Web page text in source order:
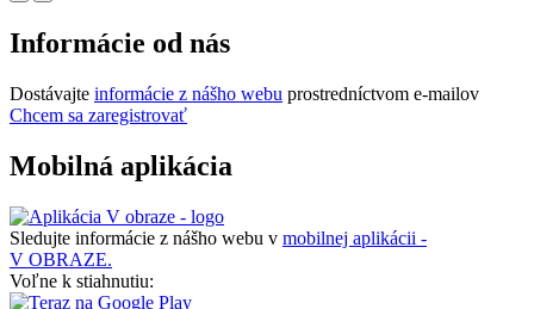
Informácie od nás
Dostávajte informácie z nášho webu prostredníctvom e-mailov
Chcem sa zaregistrovať
Mobilná aplikácia
Sledujte informácie z nášho webu v mobilnej aplikácii -
V OBRAZE.
Voľne k stiahnutiu: